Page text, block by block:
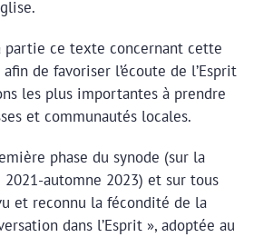
partie ce texte concernant cette
de favoriser l’écoute de l’Esprit
les plus importantes à prendre
et communautés locales.
phase du synode (sur la
automne 2023) et sur tous
et reconnu la fécondité de la
dans l’Esprit », adoptée au